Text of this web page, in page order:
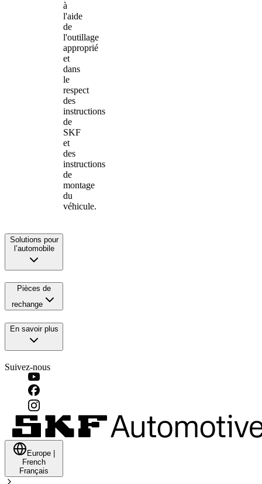
à
l'aide
de
l'outillage
approprié
et
dans
le
respect
des
instructions
de
SKF
et
des
instructions
de
montage
du
véhicule.
Solutions pour
l’automobile
Pièces de
rechange
En savoir plus
Suivez-nous
Europe
French
Français